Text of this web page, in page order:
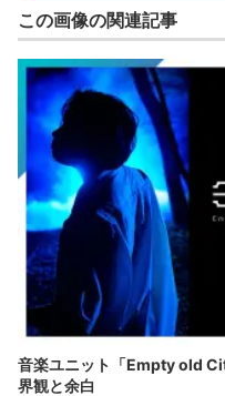
この画像の関連記事
音楽ユニット「Empty old
界観と余白